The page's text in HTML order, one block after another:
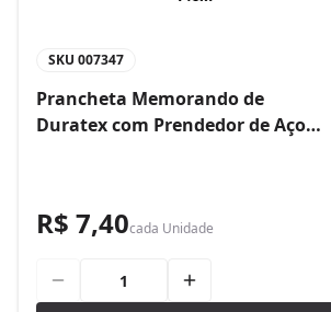
SKU 007347
Prancheta Memorando de
Duratex com Prendedor de Aço
R$ 7,40cada Unidade